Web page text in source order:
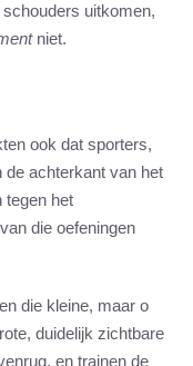
uitkomen,
niet.
ook dat sporters,
de achterkant van het
tegen het
die oefeningen
die kleine, maar o
duidelijk zichtbare
en trainen de